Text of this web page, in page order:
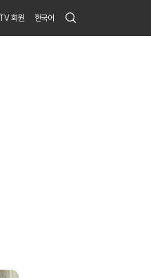
회원 한국어 Search
Submit